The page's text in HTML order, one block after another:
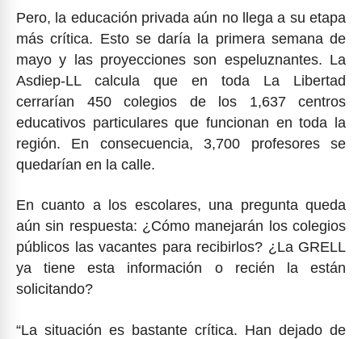
Pero, la educación privada aún no llega a su etapa
más crítica. Esto se daría la primera semana de
mayo y las proyecciones son espeluznantes. La
Asdiep-LL calcula que en toda La Libertad
cerrarían 450 colegios de los 1,637 centros
educativos particulares que funcionan en toda la
región. En consecuencia, 3,700 profesores se
quedarían en la calle.
En cuanto a los escolares, una pregunta queda
aún sin respuesta: ¿Cómo manejarán los colegios
públicos las vacantes para recibirlos? ¿La GRELL
ya tiene esta información o recién la están
solicitando?
“La situación es bastante crítica. Han dejado de